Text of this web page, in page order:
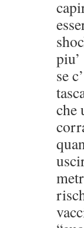
se
che